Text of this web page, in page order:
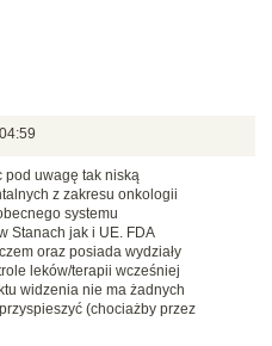
pod uwagę tak niską
z zakresu onkologii
systemu
Stanach jak i UE. FDA
oraz posiada wydziały
leków/terapii wcześniej
widzenia nie ma żadnych
(chociażby przez